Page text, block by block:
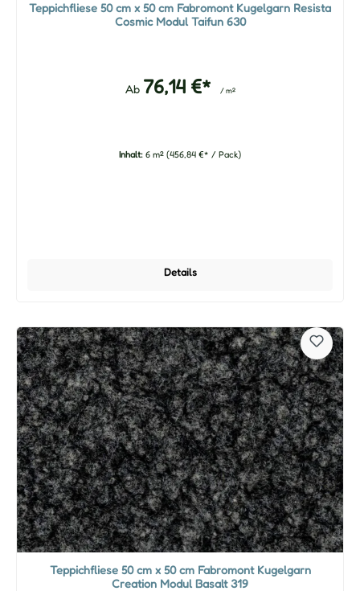
Teppichfliese 50 cm x 50 cm Fabromont Kugelgarn Resista
Cosmic Modul Taifun 630
Ab 76,14 €* / m²
Inhalt: 6 m² (456,84 €* / Pack)
Details
Teppichfliese 50 cm x 50 cm Fabromont Kugelgarn
Creation Modul Basalt 319